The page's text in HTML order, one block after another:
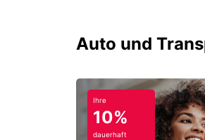
Auto und
Ihre
10%
dauerhaft